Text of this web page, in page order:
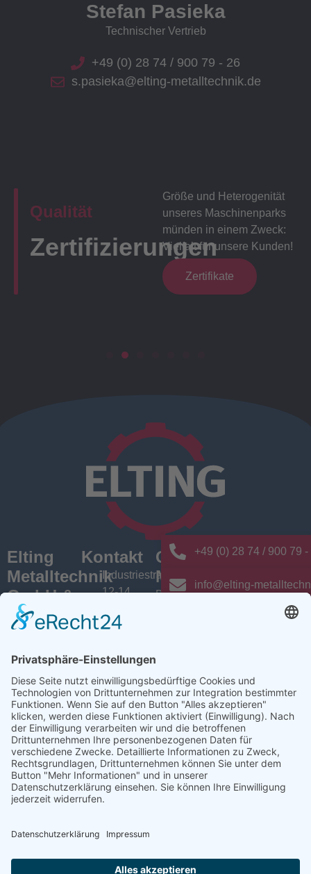
Stefan Pasieka
Technischer Vertrieb
+49 (0) 28 74 / 900 79 - 26
s.pasieka@elting-metalltechnik.de
Qualität
Zertifizierungen
Größe und Heterogenität
unseres Maschinenparks
münden in einem Zweck:
Vielfalt für unsere Kunden!
Zertifikate
Elting
Metalltechnik
GmbH &
Co.KG
Bei ELTING
richtig, wenn
Sie Fachleute
für Blech- und
Profilbearbeitung,
Abkanttechnik,
Schweißtechnik
oder
Baugruppenfertigung
suchen.
Ansprechpartner
Kontakt
Industriestrasse
12-14
Isselburg
74 / 900
79 - 0
info@elting-
metalltechnik.de
Quick
Menü
Branchen
Sitemap
News/
Aktuelles
Aktuelles /
Media
Instagram
Facebook
YouTube
+49 (0) 28 74 / 900 79 -
info@elting-